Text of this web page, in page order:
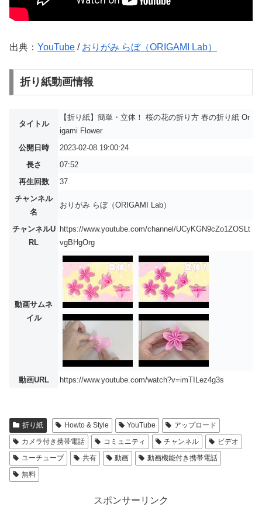
出典： YouTube / おりがみ らぼ（ORIGAMI Lab）
折り紙動画情報
タイトル
【折り紙】簡単・立体！ 桜の花の折り方 春の折り紙 Or
igami Flower
公開日時
2023-02-08 19:00:24
長さ
07:52
再生回数
37
チャンネル
名
おりがみ らぼ（ORIGAMI Lab）
チャンネルU
RL
https://www.youtube.com/channel/UCyKGN9cZo1ZOSLt
vgBHgOrg
動画サムネ
イル
動画URL https://www.youtube.com/watch?v=imTILez4g3s
折り紙 Howto & Style YouTube
アップロード
カメラ付き携帯電話
コミュニティ チャンネル
ビデオ
ユーチューブ
共有 動画
動画機能付き携帯電話
無料
スポンサーリンク